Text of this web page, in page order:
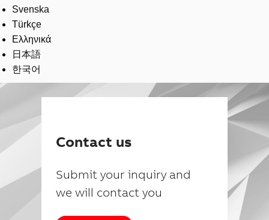
Svenska
Türkçe
Ελληνικά
日本語
한국어
Contact us
Submit your inquiry and
we will contact you